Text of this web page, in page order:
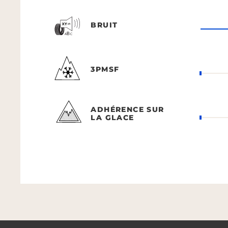
BRUIT
3PMSF
ADHÉRENCE SUR
LA GLACE